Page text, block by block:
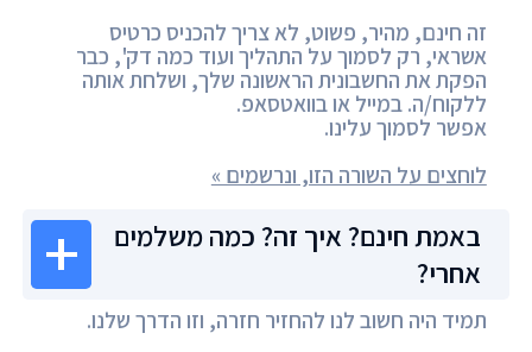
זה חינם, מהיר, פשוט, לא צריך להכניס כרטיס
אשראי, רק לסמוך על התהליך ועוד כמה דק', כבר
הפקת את החשבונית הראשונה שלך, ושלחת אותה
ללקוח/ה. במייל או בוואטסאפ.
אפשר לסמוך עלינו.
לוחצים על השורה הזו, ונרשמים »
באמת חינם? איך זה? כמה משלמים
אחרי?
תמיד היה חשוב לנו להחזיר חזרה, וזו הדרך שלנו.